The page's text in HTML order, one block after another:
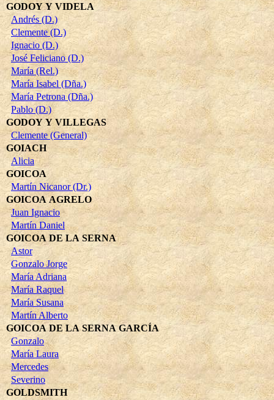
GODOY Y VIDELA
Andrés (D.)
Clemente (D.)
Ignacio (D.)
José Feliciano (D.)
María (Rel.)
María Isabel (Dña.)
María Petrona (Dña.)
Pablo (D.)
GODOY Y VILLEGAS
Clemente (General)
GOIACH
Alicia
GOICOA
Martín Nicanor (Dr.)
GOICOA AGRELO
Juan Ignacio
Martín Daniel
GOICOA DE LA SERNA
Astor
Gonzalo Jorge
María Adriana
María Raquel
María Susana
Martín Alberto
GOICOA DE LA SERNA GARCÍA
Gonzalo
María Laura
Mercedes
Severino
GOLDSMITH